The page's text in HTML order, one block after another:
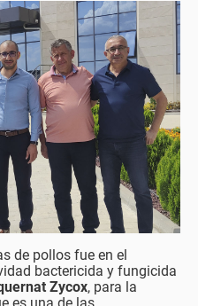
de pollos fue en el
bactericida y fungicida
Zycox, para la